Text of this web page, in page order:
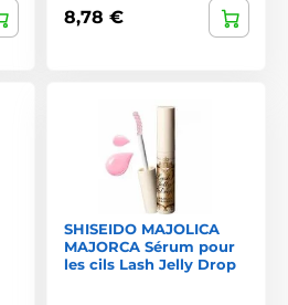
8,78 €
SHISEIDO MAJOLICA
MAJORCA Sérum pour
les cils Lash Jelly Drop